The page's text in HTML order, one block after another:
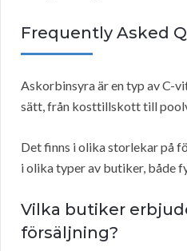
Frequently Asked
Askorbinsyra är en typ av C-
sätt, från kosttillskott till
Det finns i olika storlekar på
i olika typer av butiker, både
Vilka butiker
försäljning?